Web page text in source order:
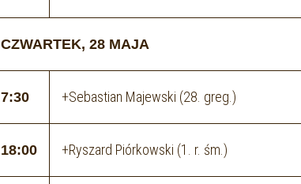
CZWARTEK, 28 MAJA
7:30 +Sebastian Majewski (28. greg.)
18:00 +Ryszard Piórkowski (1. r. śm.)